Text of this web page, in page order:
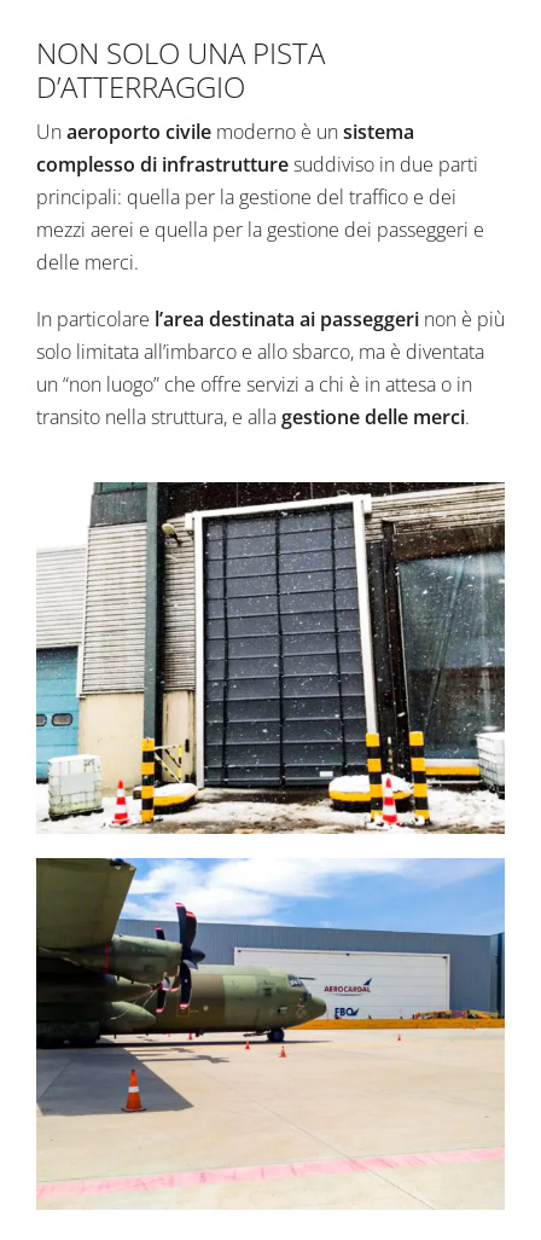
NON SOLO UNA PISTA
D’ATTERRAGGIO
Unaeroporto civile moderno è unsistema
complesso di infrastrutturesuddiviso in due parti
principali: quella per la gestione del traffico e dei
mezzi aerei e quella per la gestione dei passeggeri e
delle merci.
In particolare l’area destinata ai passeggeri non è più
solo limitata all’imbarco e allo sbarco, ma è diventata
un “non luogo” che offre servizi a chi è in attesa o in
transito nella struttura, e allagestione delle merci.